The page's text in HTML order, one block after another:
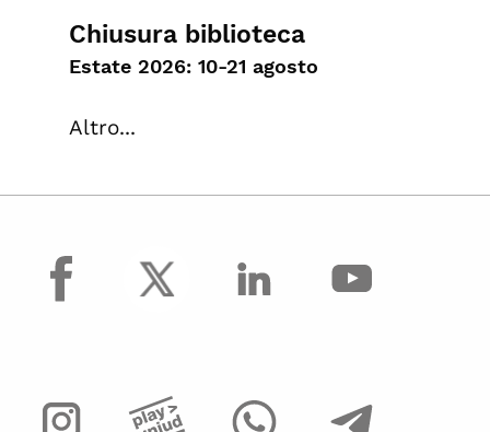
Chiusura biblioteca
Estate 2026: 10-21 agosto
Altro...
facebook